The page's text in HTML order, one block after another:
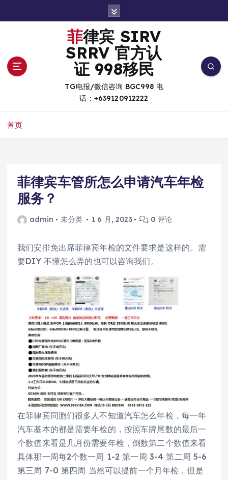
菲律宾 SIRV
SRRV 官方认
证 998移民
TG电报/微信咨询 BGC998 电
话：+639120912222
首页
菲律宾车管所怎么申请汽车年检
服务？
admin 未分类 1 6 月, 2023 0 评论
我们安排免出席菲律宾年检的文件要求是这样的。需
要DIY 不懂怎么弄的也可以咨询我们。
在菲律宾同胞们很多人不知道汽车怎么年检，每一年
汽车基本的都是需要年检的，按照车牌尾数的最后一
个数值来看是几月份需要年检，倒数第二个数值来看
具体那一周每2个数一周 1-2 第一周 3-4 第二周 5-6
第三周 7-0 第四周 当然可以提前一个月年检，但是